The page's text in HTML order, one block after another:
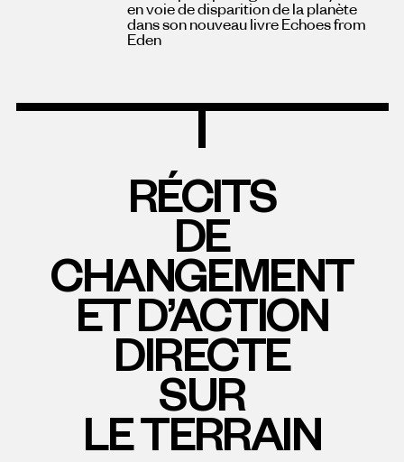
en voie de disparition de la planète
dans son nouveau livre Echoes from
Eden
RÉCITS
DE
CHANGEMENT
ET D’ACTION
DIRECTE
SUR
LE TERRAIN